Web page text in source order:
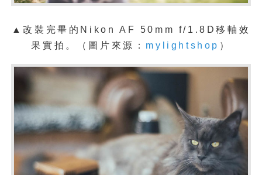
▲改裝完畢的Nikon AF 50mm f/1.8D移軸效
果 實拍。 （圖片來源： mylightshop ）